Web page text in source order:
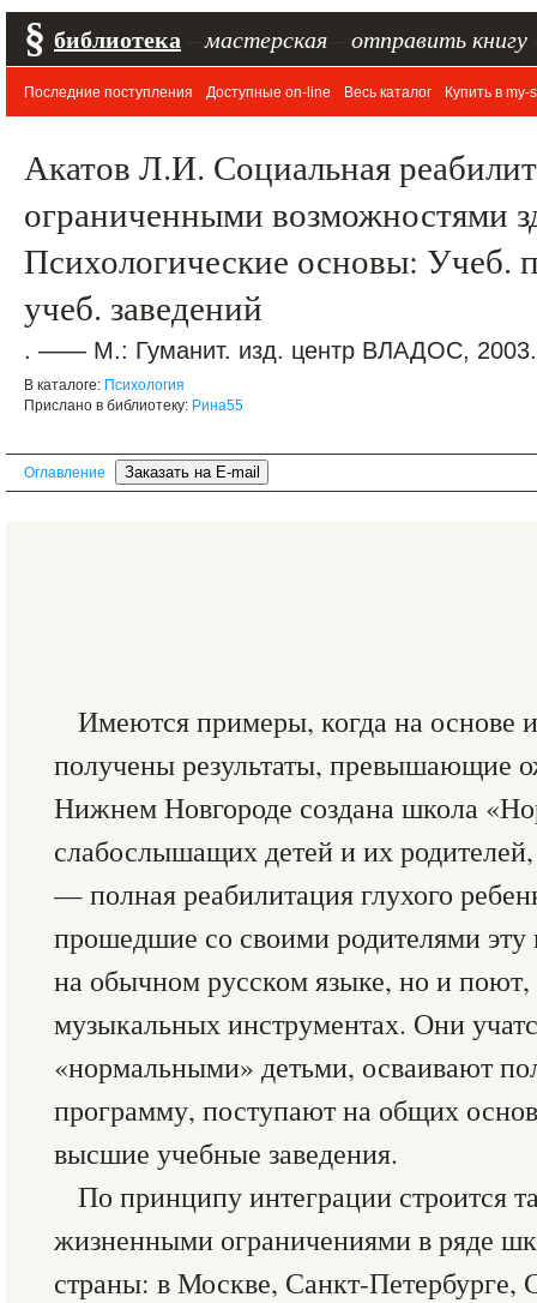
§ библиотека мастерская отправить книгу
Последние поступления Доступные on-line Весь каталог Купить в my-
Акатов Л.И. Социальная
ограниченными возможностями
Психологические основы: Учеб.
учеб. заведений
. —— М.: Гуманит. изд. центр ВЛАДОС,
В каталоге: Психология
Прислано в библиотеку: Рина55
Оглавление
Имеются примеры, когда на основе
получены результаты, превышающие
Нижнем Новгороде создана школа
слабослышащих детей и их
— полная реабилитация глухого
прошедшие со своими родителями эту
на обычном русском языке, но и
музыкальных инструментах. Они
«нормальными» детьми, осваивают
программу, поступают на общих
высшие учебные заведения.
По принципу интеграции строится
жизненными ограничениями в ряде
страны: в Москве, Санкт-Петербурге,